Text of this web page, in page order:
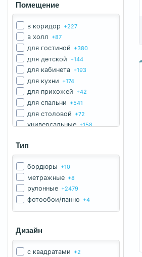
Помещение
в коридор +227
в холл +87
для гостиной +380
для детской +144
для кабинета +193
для кухни +174
для прихожей +42
для спальни +541
для столовой +72
универсальные +158
Тип
бордюры +10
метражные +8
рулонные +2479
фотообои/панно +4
Дизайн
c квадратами +2